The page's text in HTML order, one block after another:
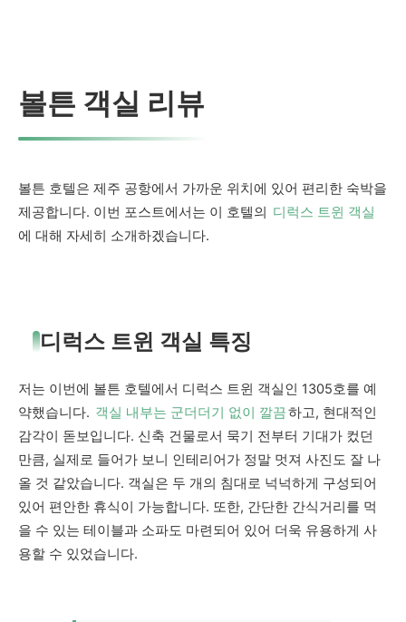
볼튼 객실 리뷰
볼튼 호텔은 제주 공항에서 가까운 위치에 있어 편리한 숙박을
제공합니다. 이번 포스트에서는 이 호텔의 디럭스 트윈 객실
에 대해 자세히 소개하겠습니다.
디럭스 트윈 객실 특징
저는 이번에 볼튼 호텔에서 디럭스 트윈 객실인 1305호를 예
약했습니다. 객실 내부는 군더더기 없이 깔끔하고, 현대적인
감각이 돋보입니다. 신축 건물로서 묵기 전부터 기대가 컸던
만큼, 실제로 들어가 보니 인테리어가 정말 멋져 사진도 잘 나
올 것 같았습니다. 객실은 두 개의 침대로 넉넉하게 구성되어
있어 편안한 휴식이 가능합니다. 또한, 간단한 간식거리를 먹
을 수 있는 테이블과 소파도 마련되어 있어 더욱 유용하게 사
용할 수 있었습니다.